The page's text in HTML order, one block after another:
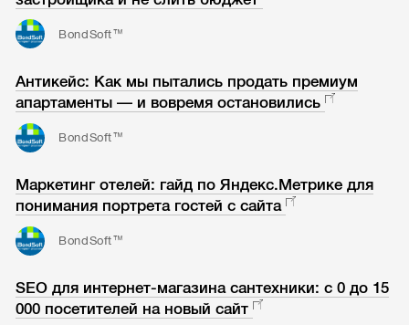
BondSoft™
Антикейс: Как мы пытались продать премиум
апартаменты — и вовремя остановились
BondSoft™
Маркетинг отелей: гайд по Яндекс.Метрике для
понимания портрета гостей с сайта
BondSoft™
SEO для интернет-магазина сантехники: с 0 до 15
000 посетителей на новый сайт